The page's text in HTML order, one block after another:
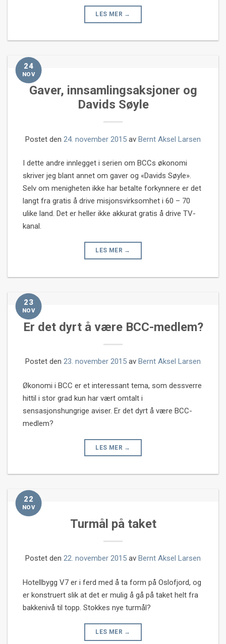
LES MER →
24
NOV
Gaver, innsamlingsaksjoner og
Davids Søyle
Postet den 24. november 2015 av Bernt Aksel Larsen
I dette andre innlegget i serien om BCCs økonomi
skriver jeg blant annet om gaver og «Davids Søyle».
Selv om menigheten ikke har betalte forkynnere er det
langt fra gratis å drive misjonsvirksomhet i 60 – 70
ulike land. Det er heller ikke akkurat gratis å drive TV-
kanal.
LES MER →
23
NOV
Er det dyrt å være BCC-medlem?
Postet den 23. november 2015 av Bernt Aksel Larsen
Økonomi i BCC er et interessant tema, som dessverre
hittil i stor grad kun har vært omtalt i
sensasjonshungrige aviser. Er det dyrt å være BCC-
medlem?
LES MER →
22
NOV
Turmål på taket
Postet den 22. november 2015 av Bernt Aksel Larsen
Hotellbygg V7 er i ferd med å ta form på Oslofjord, og
er konstruert slik at det er mulig å gå på taket helt fra
bakkenivå til topp. Stokkes nye turmål?
LES MER →